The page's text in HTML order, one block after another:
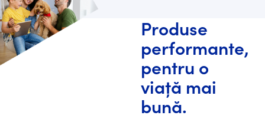
Produse
performante,
pentru o
viață mai
bună.